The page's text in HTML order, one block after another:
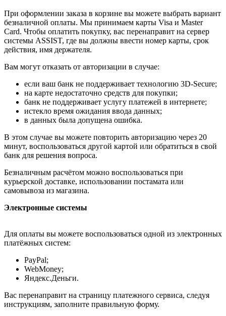
При оформлении заказа в корзине вы можете выбрать вариант
безналичной оплаты. Мы принимаем карты Visa и Master
Card. Чтобы оплатить покупку, вас перенаправит на сервер
системы ASSIST, где вы должны ввести номер карты, срок
действия, имя держателя.
Вам могут отказать от авторизации в случае:
если ваш банк не поддерживает технологию 3D-Secure;
на карте недостаточно средств для покупки;
банк не поддерживает услугу платежей в интернете;
истекло время ожидания ввода данных;
в данных была допущена ошибка.
В этом случае вы можете повторить авторизацию через 20
минут, воспользоваться другой картой или обратиться в свой
банк для решения вопроса.
Безналичным расчётом можно воспользоваться при
курьерской доставке, использовании постамата или
самовывоза из магазина.
Электронные системы
Для оплаты вы можете воспользоваться одной из электронных
платёжных систем:
PayPal;
WebMoney;
Яндекс.Деньги.
Вас перенаправит на страницу платежного сервиса, следуя
инструкциям, заполните правильную форму.